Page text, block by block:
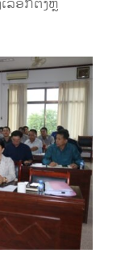
ລືອກຕັ້ງຫຼື